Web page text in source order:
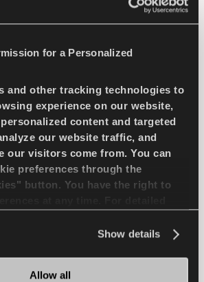
for a Personalized
and other tracking technologies to
experience on our website,
content and targeted
our website traffic, and
our visitors come from. You can
preferences through the
button. You have the right to
Show details
Allow all
MOJADO
2
en todas las estaciones
y comodidad para cada